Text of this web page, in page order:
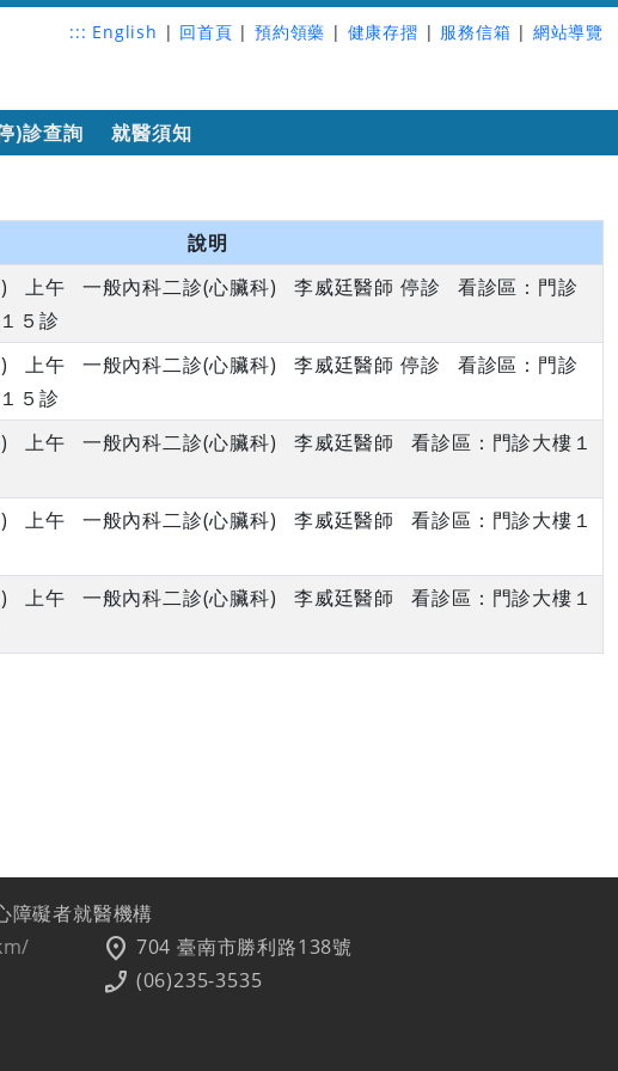
::: English | 回首頁 | 預約領藥 | 健康存摺 | 服務信箱 | 網站導覽
)診查詢 就醫須知
說明
上午 一般內科二診(心臟科) 李威廷醫師 停診 看診區：門診
５診
上午 一般內科二診(心臟科) 李威廷醫師 停診 看診區：門診
５診
上午 一般內科二診(心臟科) 李威廷醫師 看診區：門診大樓１
上午 一般內科二診(心臟科) 李威廷醫師 看診區：門診大樓１
上午 一般內科二診(心臟科) 李威廷醫師 看診區：門診大樓１
障礙者就醫機構
location_on 704 臺南市勝利路138號
phone_enabled (06)235-3535